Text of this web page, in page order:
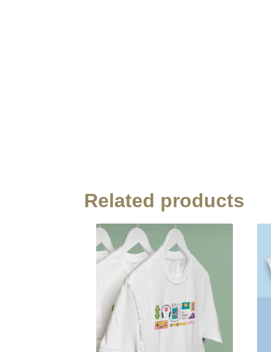
Related products